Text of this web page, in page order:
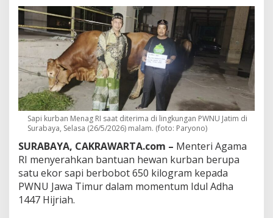
S
e
r
a
h
k
a
n
S
a
p
i
u
r
b
n
Sapi kurban Menag RI saat diterima di lingkungan PWNU Jatim di
Surabaya, Selasa (26/5/2026) malam. (foto: Paryono)
SURABAYA, CAKRAWARTA.com – Menteri Agama
RI menyerahkan bantuan hewan kurban berupa
satu ekor sapi berbobot 650 kilogram kepada
PWNU Jawa Timur dalam momentum Idul Adha
1447 Hijriah.